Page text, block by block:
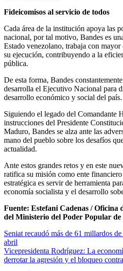
Fideicomisos al servicio de todos
Cada área de la institución apoya las
nacional, por tal motivo, Bandes es
Estado venezolano, trabaja con
su ejecución, contribuyendo a la
pública.
De esta forma, Bandes
desarrolla el Ejecutivo Nacional para
desarrollo económico y social del país.
Siguiendo el legado del Comandante
instrucciones del Presidente
Maduro, Bandes se alza ante las
mano del pueblo sobre los desafíos
actualidad.
Ante estos grandes retos y en este
ratifica su misión como ente
estratégica es servir de herramienta
economía socialista y el desarrollo
Fuente: Estefani Cadenas / Oficina
del Ministerio del Poder Popular
Seniat recaudó más de 61 millardos
abril
Vicepresidenta Rodríguez: La
derrotar la agresión y el bloqueo